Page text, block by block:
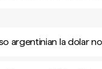
argentinian la dolar